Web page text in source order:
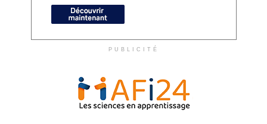
PUBLICITÉ